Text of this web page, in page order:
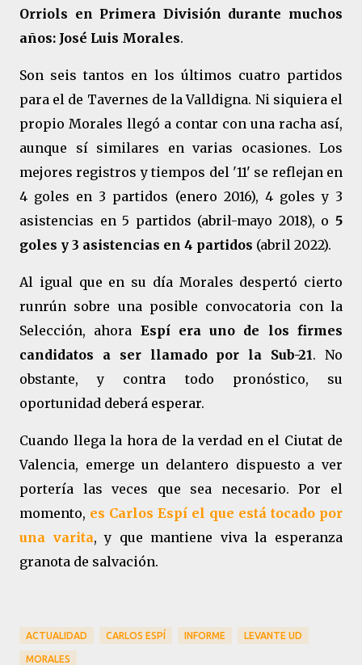
Orriols en Primera División durante muchos
años: José Luis Morales.
Son seis tantos en los últimos cuatro partidos
para el de Tavernes de la Valldigna. Ni siquiera el
propio Morales llegó a contar con una racha así,
aunque sí similares en varias ocasiones. Los
mejores registros y tiempos del '11' se reflejan en
4 goles en 3 partidos (enero 2016), 4 goles y 3
asistencias en 5 partidos (abril-mayo 2018), o 5
goles y 3 asistencias en 4 partidos (abril 2022).
Al igual que en su día Morales despertó cierto
runrún sobre una posible convocatoria con la
Selección, ahora Espí era uno de los firmes
candidatos a ser llamado por la Sub-21. No
obstante, y contra todo pronóstico, su
oportunidad deberá esperar.
Cuando llega la hora de la verdad en el Ciutat de
Valencia, emerge un delantero dispuesto a ver
portería las veces que sea necesario. Por el
momento, es Carlos Espí el que está tocado por
una varita, y que mantiene viva la esperanza
granota de salvación.
ACTUALIDAD CARLOS ESPÍ INFORME LEVANTE UD
MORALES